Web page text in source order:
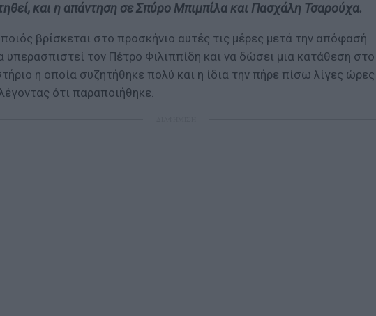
και η απάντηση σε Σπύρο Μπιμπίλα και Πασχάλη Τσαρούχα.
βρίσκεται στο προσκήνιο αυτές τις μέρες μετά την απόφασή
υπερασπιστεί τον Πέτρο Φιλιππίδη και να δώσει μια κατάθεση στο
η οποία συζητήθηκε πολύ και η ίδια την πήρε πίσω λίγες ώρες
ότι παραποιήθηκε.